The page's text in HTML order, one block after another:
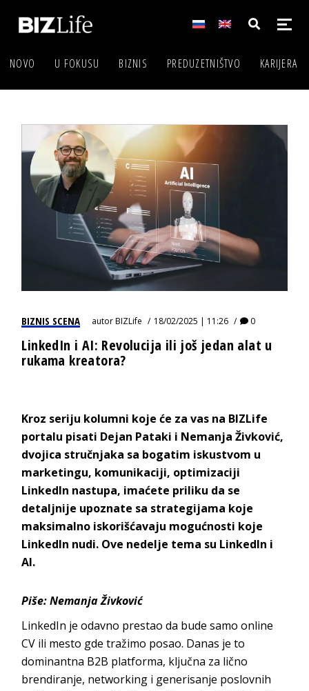
NOVO U FOKUSU BIZNIS PREDUZETNIŠTVO KARIJERA
BIZNIS SCENA autorBIZLife 18/02/2025 | 11:26 0
LinkedIn i AI: Revolucija ili još jedan alat u
rukama kreatora?
Kroz seriju kolumni koje će za vas na BIZLife
portalu pisati Dejan Pataki i Nemanja Živković,
dvojica stručnjaka sa bogatim iskustvom u
marketingu, komunikaciji, optimizaciji
LinkedIn nastupa, imaćete priliku da se
detaljnije upoznate sa strategijama koje
maksimalno iskorišćavaju mogućnosti koje
LinkedIn nudi. Ove nedelje tema su LinkedIn i
AI.
Piše: Nemanja Živković
LinkedIn je odavno prestao da bude samo online
CV ili mesto gde tražimo posao. Danas je to
dominantna B2B platforma, ključna za lično
brendiranje, networking i generisanje poslovnih